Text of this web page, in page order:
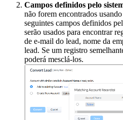
Campos definidos pelo
não forem encontrados
seguintes campos definidos
serão usados para encontrar
de e-mail do lead, nome da
lead. Se um registro
poderá mesclá-los.